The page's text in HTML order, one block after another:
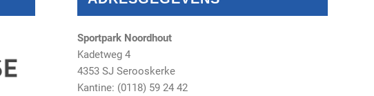
Sportpark Noordhout
Kadetweg 4
4353 SJ Serooskerke
Kantine: (0118) 59 24 42